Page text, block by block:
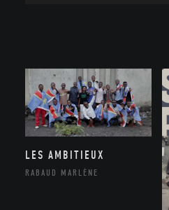
LES AMBITIEUX
RABAUD MARLÈNE